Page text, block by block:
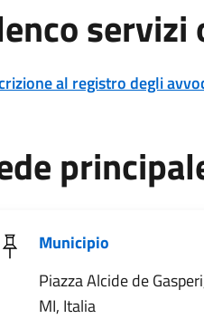
al registro degli
Municipio
Piazza Alcide de
MI, Italia